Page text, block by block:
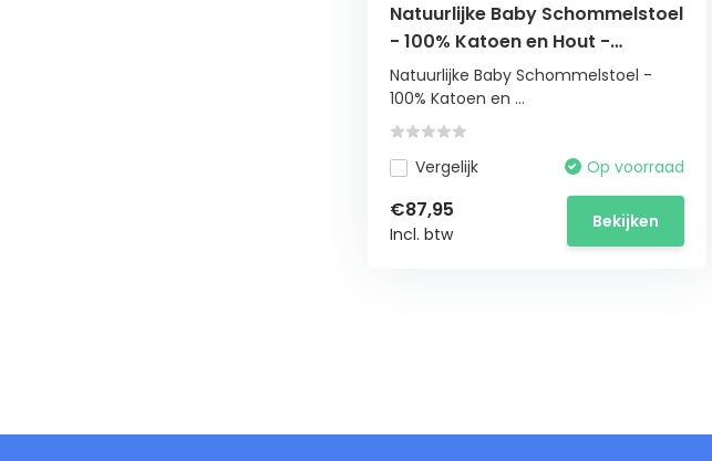
Natuurlijke Baby Schommelstoel
- 100% Katoen en Hout -
Duurzame Babyswing
Natuurlijke Baby Schommelstoel -
100% Katoen en ...
Vergelijk Op voorraad
€87,95
Incl. btw
Bekijken